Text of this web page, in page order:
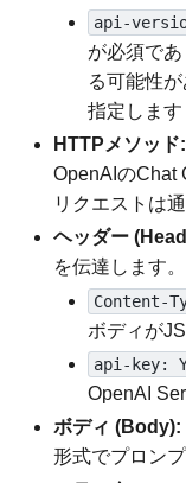
api-
が必須で
る可能性
指定します
HTTPメソッド:
OpenAIのChat
リクエストは
ヘッダー
を伝達します。
Content-
ボディが
api-key:
OpenAI
ボディ (Body):
形式でプロン